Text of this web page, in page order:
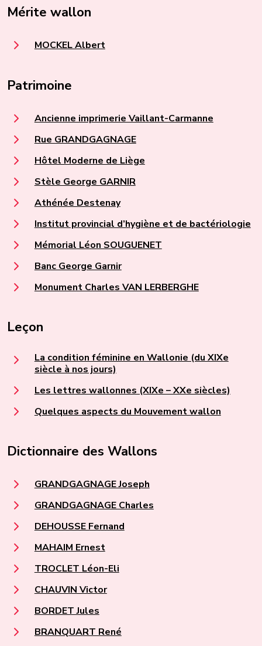
Mérite wallon
MOCKEL Albert
Patrimoine
Ancienne imprimerie Vaillant-Carmanne
Rue GRANDGAGNAGE
Hôtel Moderne de Liège
Stèle George GARNIR
Athénée Destenay
Institut provincial d’hygiène et de bactériologie
Mémorial Léon SOUGUENET
Banc George Garnir
Monument Charles VAN LERBERGHE
Leçon
La condition féminine en Wallonie (du XIXe
siècle à nos jours)
Les lettres wallonnes (XIXe – XXe siècles)
Quelques aspects du Mouvement wallon
Dictionnaire des Wallons
GRANDGAGNAGE Joseph
GRANDGAGNAGE Charles
DEHOUSSE Fernand
MAHAIM Ernest
TROCLET Léon-Eli
CHAUVIN Victor
BORDET Jules
BRANQUART René